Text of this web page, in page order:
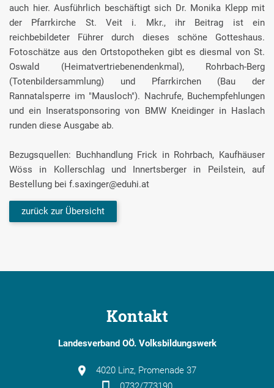
auch hier. Ausführlich beschäftigt sich Dr. Monika Klepp mit
der Pfarrkirche St. Veit i. Mkr., ihr Beitrag ist ein
reichbebildeter Führer durch dieses schöne Gotteshaus.
Fotoschätze aus den Ortstopotheken gibt es diesmal von St.
Oswald (Heimatvertriebenendenkmal), Rohrbach-Berg
(Totenbildersammlung) und Pfarrkirchen (Bau der
Rannatalsperre im "Mausloch"). Nachrufe, Buchempfehlungen
und ein Inseratsponsoring von BMW Kneidinger in Haslach
runden diese Ausgabe ab.
Bezugsquellen: Buchhandlung Frick in Rohrbach, Kaufhäuser
Wöss in Kollerschlag und Innertsberger in Peilstein, auf
Bestellung bei f.saxinger@eduhi.at
zurück zur Übersicht
Kontakt
Landesverband OÖ. Volksbildungswerk
4020 Linz, Promenade 37